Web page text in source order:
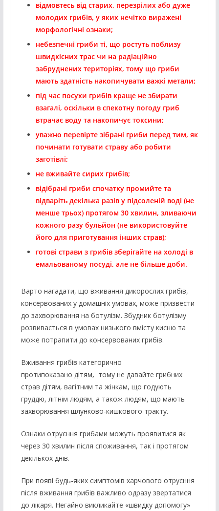
відмовтесь від старих, перезрілих або дуже
молодих грибів, у яких нечітко виражені
морфологічні ознаки;
небезпечні гриби ті, що ростуть поблизу
швидкісних трас чи на радіаційно
забруднених територіях, тому що гриби
мають здатність накопичувати важкі метали;
під час посухи грибів краще не збирати
взагалі, оскільки в спекотну погоду гриб
втрачає воду та накопичує токсини;
уважно перевірте зібрані гриби перед тим, як
починати готувати страву або робити
заготівлі;
не вживайте сирих грибів;
відібрані гриби спочатку промийте та
відваріть декілька разів у підсоленій воді (не
менше трьох) протягом 30 хвилин, зливаючи
кожного разу бульйон (не використовуйте
його для приготування інших страв);
готові страви з грибів зберігайте на холоді в
емальованому посуді, але не більше доби.
Варто нагадати, що вживання дикорослих грибів,
консервованих у домашніх умовах, може призвести
до захворювання на ботулізм. Збудник ботулізму
розвивається в умовах низького вмісту кисню та
може потрапити до консервованих грибів.
Вживання грибів категорично
протипоказано дітям, тому не давайте грибних
страв дітям, вагітним та жінкам, що годують
груддю, літнім людям, а також людям, що мають
захворювання шлунково-кишкового тракту.
Ознаки отруєння грибами можуть проявитися як
через 30 хвилин після споживання, так і протягом
декількох днів.
При появі будь-яких симптомів харчового отруєння
після вживання грибів важливо одразу звертатися
до лікаря. Негайно викликайте «швидку допомогу»